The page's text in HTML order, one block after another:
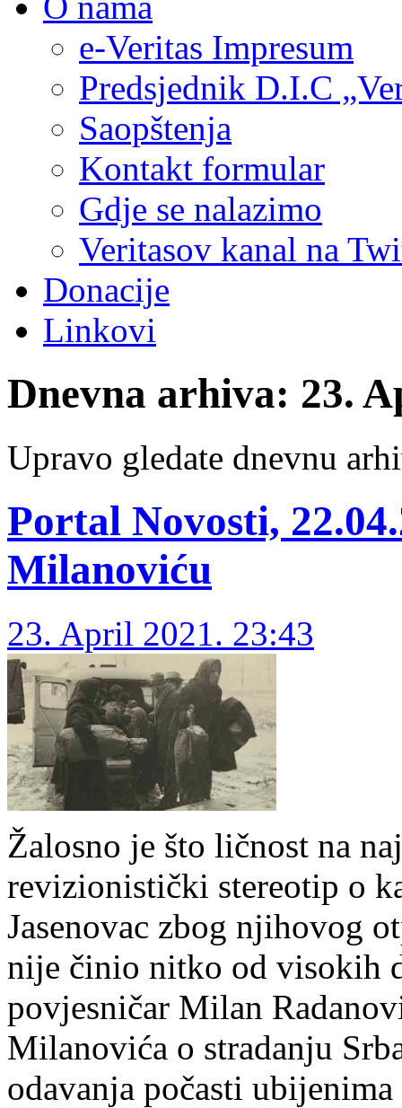
e-Veritas Impresum
Predsjednik D.I.C
Saopštenja
Kontakt formular
Gdje se nalazimo
Veritasov kanal na
Donacije
Linkovi
Dnevna arhiva: 23.
Upravo gledate dnevnu
Portal Novosti,
Milanoviću
23. April 2021. 23:43
Žalosno je što ličnost na
revizionistički stereotip o
Jasenovac zbog njihovog
nije činio nitko od visokih
povjesničar Milan
Milanovića o stradanju
odavanja počasti